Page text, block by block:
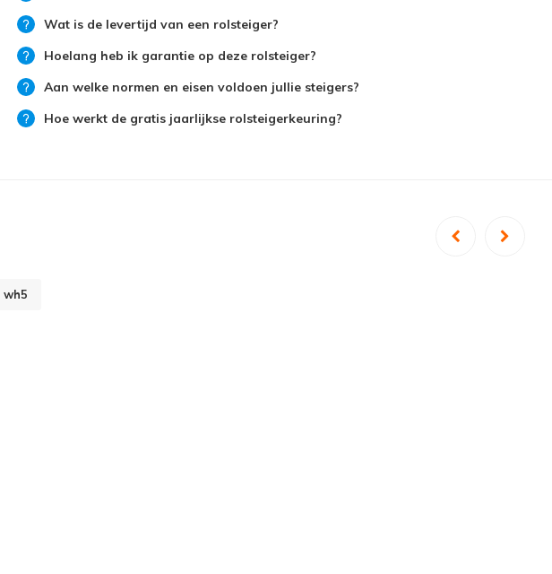
Wat is de levertijd van een rolsteiger?
Hoelang heb ik garantie op deze rolsteiger?
Aan welke normen en eisen voldoen jullie steigers?
Hoe werkt de gratis jaarlijkse rolsteigerkeuring?
wh5